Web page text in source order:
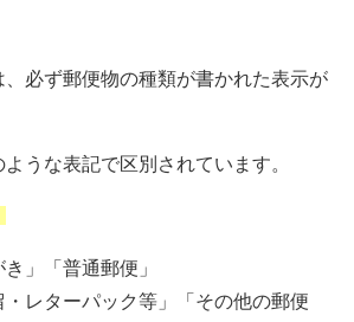
必ず郵便物の種類が書かれた表示が
うな表記で区別されています。
」「普通郵便」
レターパック等」「その他の郵便